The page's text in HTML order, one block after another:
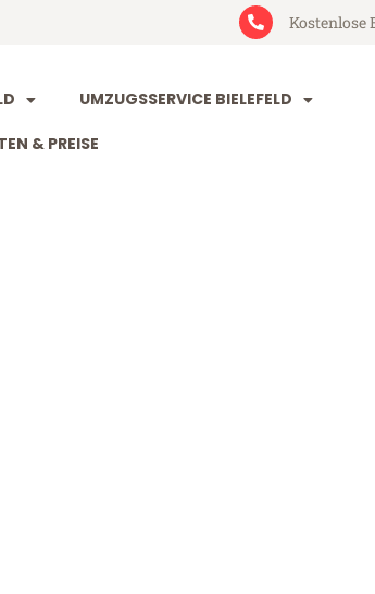
Kostenlose
UMZUGSSERVICE BIELEFELD
& PREISE